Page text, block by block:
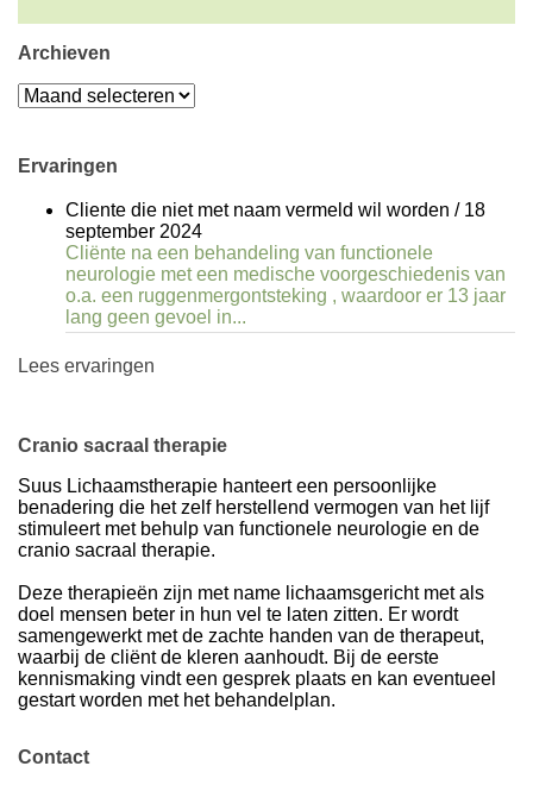
Archieven
Archieven
Ervaringen
Cliente die niet met naam vermeld wil worden / 18
september 2024
Cliënte na een behandeling van functionele
neurologie met een medische voorgeschiedenis van
o.a. een ruggenmergontsteking , waardoor er 13 jaar
lang geen gevoel in...
Lees ervaringen
Cranio sacraal therapie
Suus Lichaamstherapie hanteert een persoonlijke
benadering die het zelf herstellend vermogen van het lijf
stimuleert met behulp van functionele neurologie en de
cranio sacraal therapie.
Deze therapieën zijn met name lichaamsgericht met als
doel mensen beter in hun vel te laten zitten. Er wordt
samengewerkt met de zachte handen van de therapeut,
waarbij de cliënt de kleren aanhoudt. Bij de eerste
kennismaking vindt een gesprek plaats en kan eventueel
gestart worden met het behandelplan.
Contact